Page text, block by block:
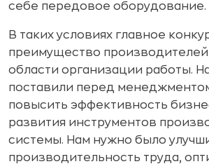
себе передовое оборудование.
В таких условиях главное
преимущество
области организации работы.
поставили перед
повысить эффективность
развития инструментов
системы. Нам нужно было
производительность труда,